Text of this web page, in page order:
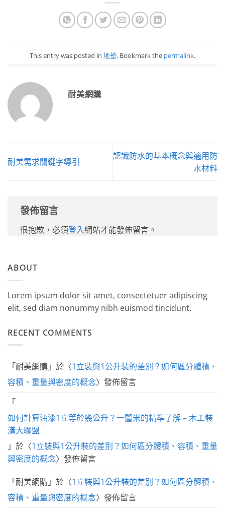
This entry was posted in 地墊. Bookmark the permalink.
耐美網購
耐美需求關鍵字導引
認識防水的基本概念與適用防
水材料
發佈留言
很抱歉，必須登入網站才能發佈留言。
ABOUT
Lorem ipsum dolor sit amet, consectetuer adipiscing
elit, sed diam nonummy nibh euismod tincidunt.
RECENT COMMENTS
「耐美網購」於〈1立裝與1公升裝的差別？如何區分體積、
容積、重量與密度的概念〉發佈留言
「
如何計算油漆1立等於幾公升？一釐米的精準了解 – 木工裝
潢大聯盟
」於〈1立裝與1公升裝的差別？如何區分體積、容積、重量
與密度的概念〉發佈留言
「耐美網購」於〈1立裝與1公升裝的差別？如何區分體積、
容積、重量與密度的概念〉發佈留言